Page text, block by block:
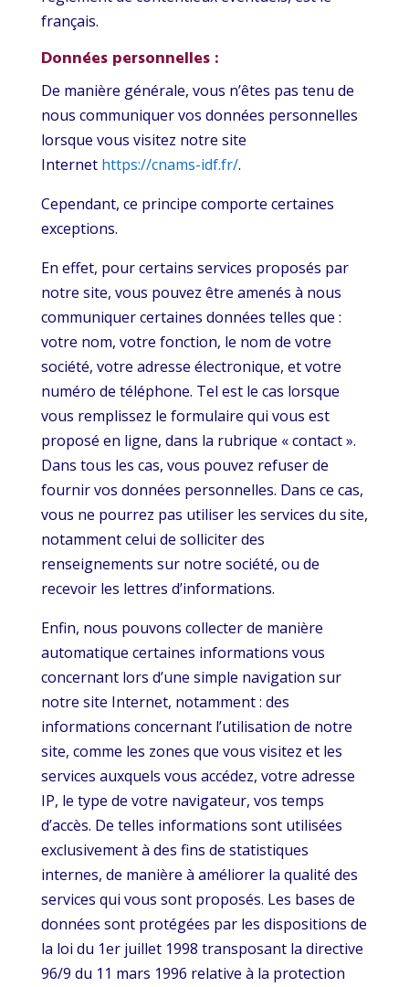
français.
Données personnelles :
De manière générale, vous n’êtes pas tenu de
nous communiquer vos données personnelles
lorsque vous visitez notre site
Internet https://cnams-idf.fr/.
Cependant, ce principe comporte certaines
exceptions.
En effet, pour certains services proposés par
notre site, vous pouvez être amenés à nous
communiquer certaines données telles que :
votre nom, votre fonction, le nom de votre
société, votre adresse électronique, et votre
numéro de téléphone. Tel est le cas lorsque
vous remplissez le formulaire qui vous est
proposé en ligne, dans la rubrique « contact ».
Dans tous les cas, vous pouvez refuser de
fournir vos données personnelles. Dans ce cas,
vous ne pourrez pas utiliser les services du site,
notamment celui de solliciter des
renseignements sur notre société, ou de
recevoir les lettres d’informations.
Enfin, nous pouvons collecter de manière
automatique certaines informations vous
concernant lors d’une simple navigation sur
notre site Internet, notamment : des
informations concernant l’utilisation de notre
site, comme les zones que vous visitez et les
services auxquels vous accédez, votre adresse
IP, le type de votre navigateur, vos temps
d’accès. De telles informations sont utilisées
exclusivement à des fins de statistiques
internes, de manière à améliorer la qualité des
services qui vous sont proposés. Les bases de
données sont protégées par les dispositions de
la loi du 1er juillet 1998 transposant la directive
96/9 du 11 mars 1996 relative à la protection